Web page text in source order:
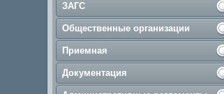
ЗАГС
Общественные организации
Приемная
Документация